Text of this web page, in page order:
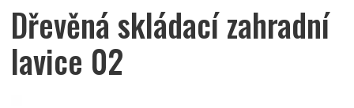
Dřevěná skládací zahradní
lavice 02